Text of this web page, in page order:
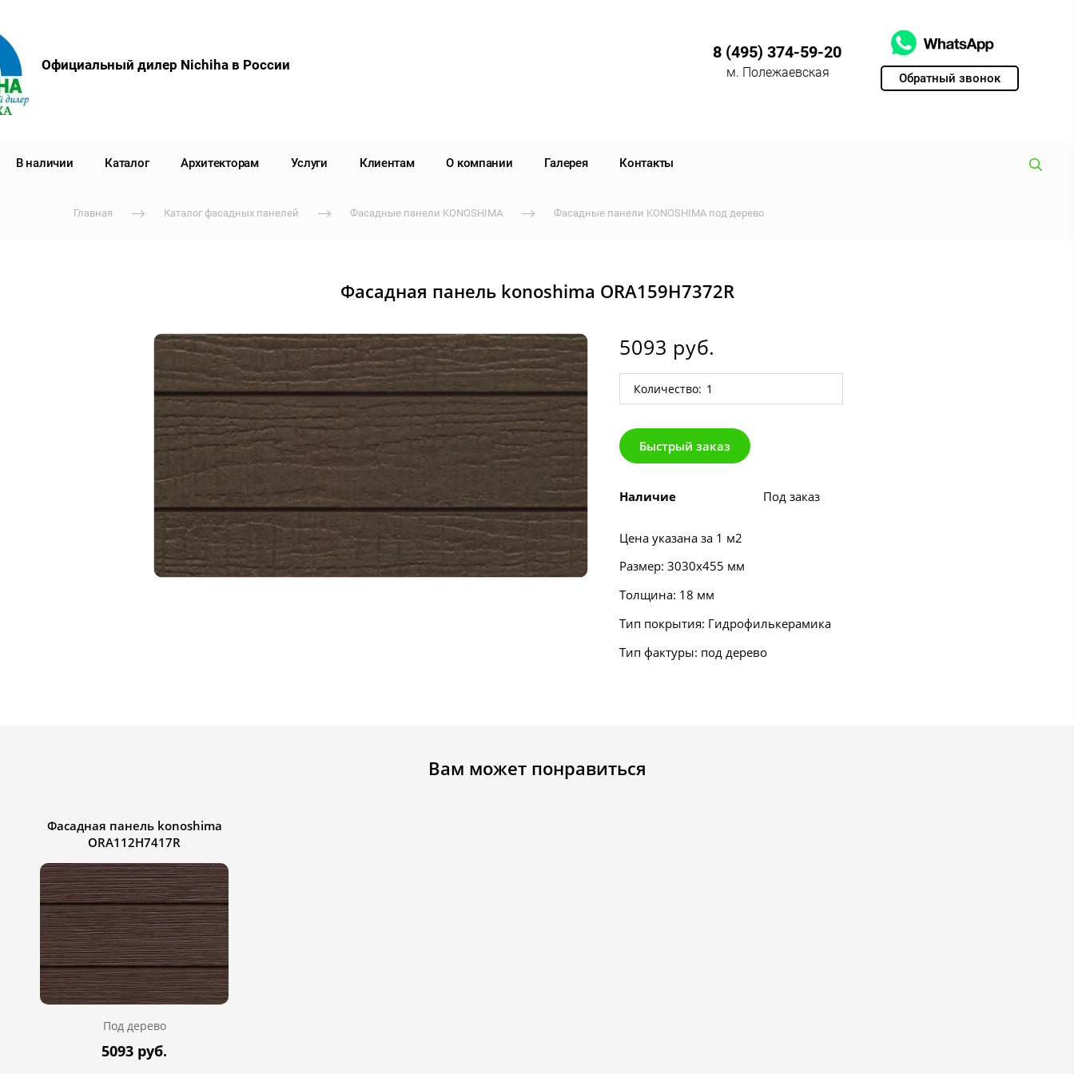
Обратный звонок
Официальный дилер Nichiha в России
8 (495) 374-59-20
м. Полежаевская
В наличии Каталог Архитекторам Услуги Клиентам О компании Галерея Контакты
Главная Каталог фасадных панелей Фасадные панели KONOSHIMA Фасадные панели KONOSHIMA под дерево
Фасадная панель konoshima ORA159H7372R
5093 руб.
Количество:
Быстрый заказ
Наличие Под заказ
Цена указана за 1 м2
Размер: 3030х455 мм
Толщина: 18 мм
Тип покрытия: Гидрофилькерамика
Тип фактуры: под дерево
Вам может понравиться
Фасадная панель konoshima
ORA112H7417R
Под дерево
5093 руб.